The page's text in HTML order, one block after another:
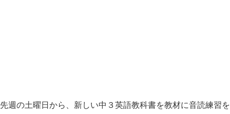
先週の土曜日から、新しい中３英語教科書を教材に音読練習を